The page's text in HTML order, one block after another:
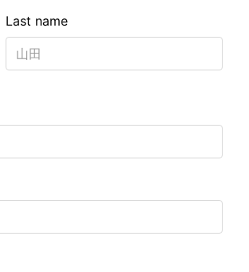
Last name